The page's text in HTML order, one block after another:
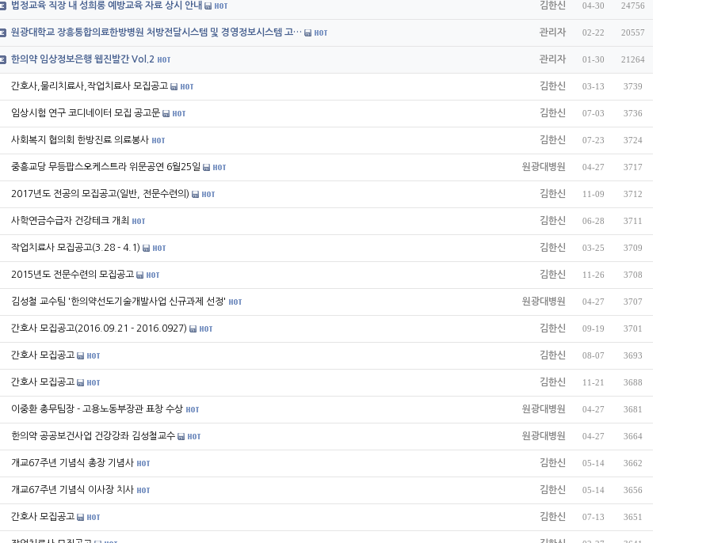
법정교육 직장 내 성희롱 예방교육 자료 상시 안내 김한신 04-30 24756
원광대학교 장흥통합의료한방병원 처방전달시스템 및 경영정보시스템 고… 관리자 02-22 20557
한의약 임상정보은행 웹진발간 Vol.2 관리자 01-30 21264
간호사,물리치료사,작업치료사 모집공고 김한신 03-13 3739
임상시험 연구 코디네이터 모집 공고문 김한신 07-03 3736
사회복지 협의회 한방진료 의료봉사 김한신 07-23 3724
중흥교당 무등팝스오케스트라 위문공연 6월25일 원광대병원 04-27 3717
2017년도 전공의 모집공고(일반, 전문수련의) 김한신 11-09 3712
사학연금수급자 건강테크 개최 김한신 06-28 3711
작업치료사 모집공고(3.28 - 4.1) 김한신 03-25 3709
2015년도 전문수련의 모집공고 김한신 11-26 3708
김성철 교수팀 '한의약선도기술개발사업 신규과제 선정' 원광대병원 04-27 3707
간호사 모집공고(2016.09.21 - 2016.0927) 김한신 09-19 3701
간호사 모집공고 김한신 08-07 3693
간호사 모집공고 김한신 11-21 3688
이중환 총무팀장 - 고용노동부장관 표창 수상 원광대병원 04-27 3681
한의약 공공보건사업 건강강좌 김성철교수 원광대병원 04-27 3664
개교67주년 기념식 총장 기념사 김한신 05-14 3662
개교67주년 기념식 이사장 치사 김한신 05-14 3656
간호사 모집공고 김한신 07-13 3651